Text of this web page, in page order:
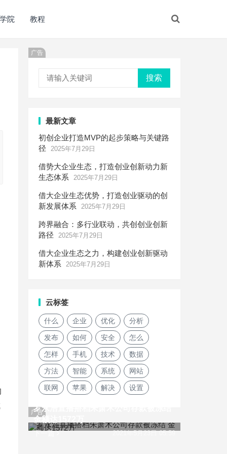
院 教程
广告
搜索
最新文章
初创企业打造MVP的起步策略与关键路
径
2025年7月29日
借势大企业生态，打造创业创新动力新
生态体系
2025年7月29日
借大企业生态优势，打造创业驱动的创
新发展体系
2025年7月29日
跨界融合：多行业联动，共创创业创新
路径
2025年7月29日
借大企业生态之力，构建创业创新驱动
新体系
2025年7月29日
云标签
什么 企业 优化 分析
发布 如何 安全 怎么
怎样 手机 技术 数据
方法 智能 系统 网站
联网 苹果 解决 设置
广告
下一篇
罗永浩直播搭档朱萧木公司存款被冻结
金额达1572万
2021年5月23日 05:59